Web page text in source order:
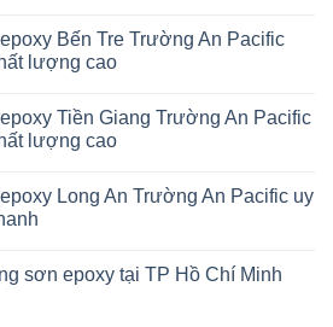
Bến Tre Trường An Pacific
lượng cao
Tiền Giang Trường An Pacific
lượng cao
Long An Trường An Pacific uy
sơn epoxy tại TP Hồ Chí Minh